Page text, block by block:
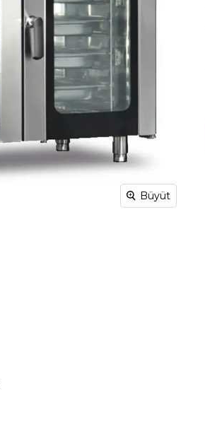
Büyüt